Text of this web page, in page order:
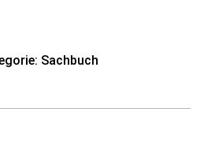
Sachbuch